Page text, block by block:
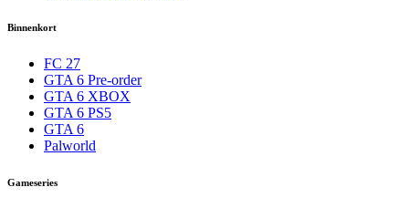
Binnenkort
FC 27
GTA 6 Pre-order
GTA 6 XBOX
GTA 6 PS5
GTA 6
Palworld
Gameseries